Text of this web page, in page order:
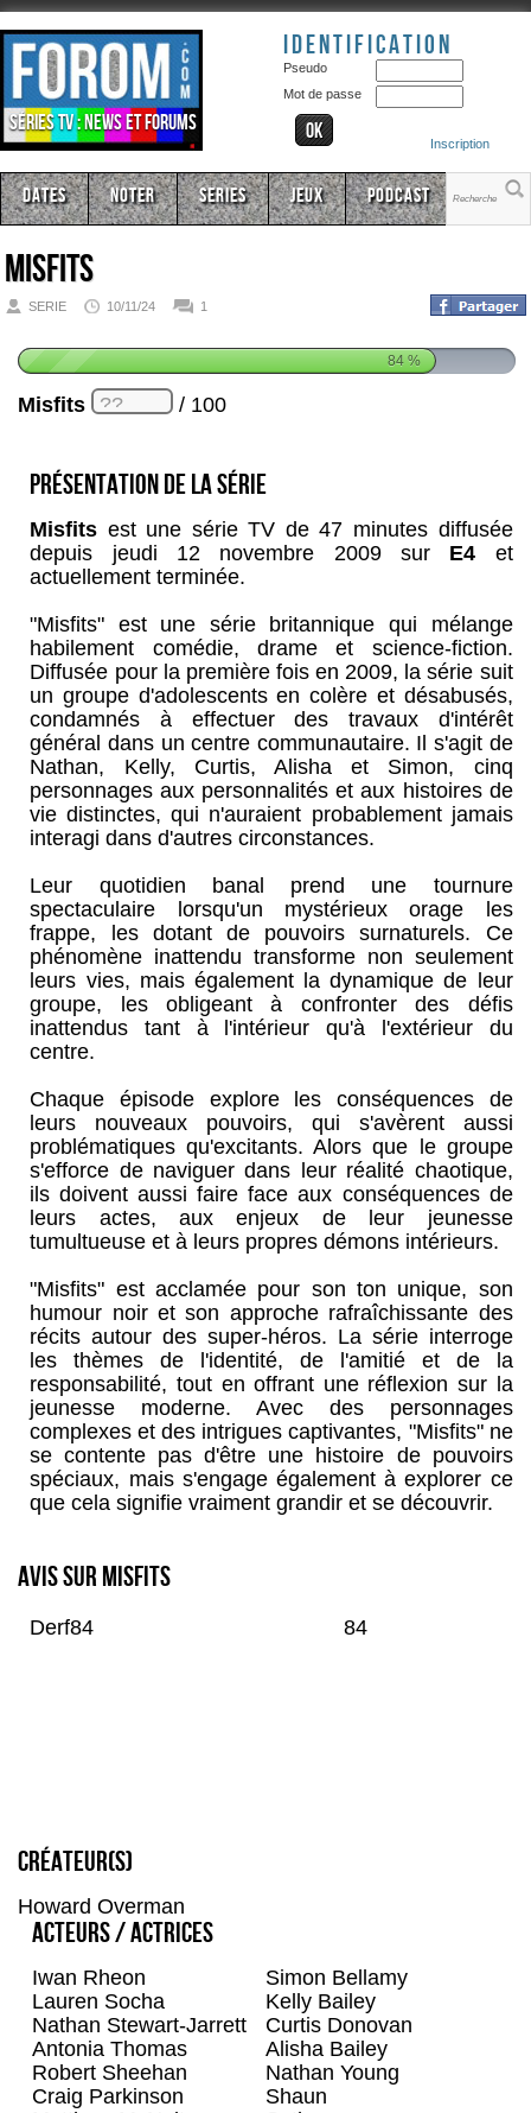
Séries TV : news et forums
Identification
Pseudo
Mot de passe
Inscription
Dates Noter Series Jeux Podcast
Misfits
SERIE 10/11/24 1
84%
Misfits / 100
Présentation de la série
Misfits est une série TV de 47 minutes diffusée
depuis jeudi 12 novembre 2009 sur E4 et
actuellement terminée.
"Misfits" est une série britannique qui mélange
habilement comédie, drame et science-fiction.
Diffusée pour la première fois en 2009, la série suit
un groupe d'adolescents en colère et désabusés,
condamnés à effectuer des travaux d'intérêt
général dans un centre communautaire. Il s'agit de
Nathan, Kelly, Curtis, Alisha et Simon, cinq
personnages aux personnalités et aux histoires de
vie distinctes, qui n'auraient probablement jamais
interagi dans d'autres circonstances.
Leur quotidien banal prend une tournure
spectaculaire lorsqu'un mystérieux orage les
frappe, les dotant de pouvoirs surnaturels. Ce
phénomène inattendu transforme non seulement
leurs vies, mais également la dynamique de leur
groupe, les obligeant à confronter des défis
inattendus tant à l'intérieur qu'à l'extérieur du
centre.
Chaque épisode explore les conséquences de
leurs nouveaux pouvoirs, qui s'avèrent aussi
problématiques qu'excitants. Alors que le groupe
s'efforce de naviguer dans leur réalité chaotique,
ils doivent aussi faire face aux conséquences de
leurs actes, aux enjeux de leur jeunesse
tumultueuse et à leurs propres démons intérieurs.
"Misfits" est acclamée pour son ton unique, son
humour noir et son approche rafraîchissante des
récits autour des super-héros. La série interroge
les thèmes de l'identité, de l'amitié et de la
responsabilité, tout en offrant une réflexion sur la
jeunesse moderne. Avec des personnages
complexes et des intrigues captivantes, "Misfits" ne
se contente pas d'être une histoire de pouvoirs
spéciaux, mais s'engage également à explorer ce
que cela signifie vraiment grandir et se découvrir.
Avis sur Misfits
Derf84 84
Créateur(s)
Howard Overman
Acteurs / Actrices
Iwan Rheon
Simon Bellamy
Lauren Socha
Kelly Bailey
Nathan Stewart-Jarrett
Curtis Donovan
Antonia Thomas
Alisha Bailey
Robert Sheehan
Nathan Young
Craig Parkinson
Shaun